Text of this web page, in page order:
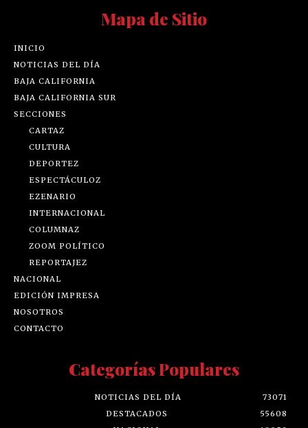
Mapa de Sitio
INICIO
NOTICIAS DEL DÍA
BAJA CALIFORNIA
BAJA CALIFORNIA SUR
SECCIONES
CARTAZ
CULTURA
DEPORTEZ
ESPECTÁCULOZ
EZENARIO
INTERNACIONAL
COLUMNAZ
ZOOM POLÍTICO
REPORTAJEZ
NACIONAL
EDICIÓN IMPRESA
NOSOTROS
CONTACTO
Categorías Populares
NOTICIAS DEL DÍA
73071
DESTACADOS
55608